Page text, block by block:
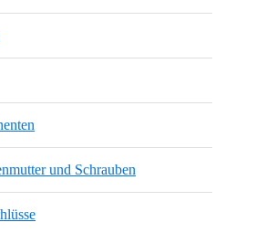
und Schrauben